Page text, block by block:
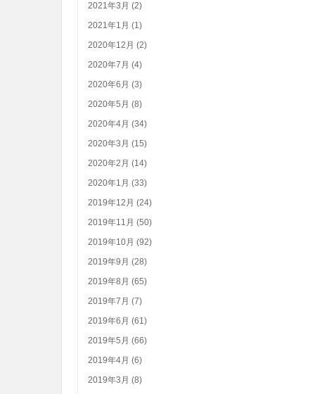
2021年3月 (2)
2021年1月 (1)
2020年12月 (2)
2020年7月 (4)
2020年6月 (3)
2020年5月 (8)
2020年4月 (34)
2020年3月 (15)
2020年2月 (14)
2020年1月 (33)
2019年12月 (24)
2019年11月 (50)
2019年10月 (92)
2019年9月 (28)
2019年8月 (65)
2019年7月 (7)
2019年6月 (61)
2019年5月 (66)
2019年4月 (6)
2019年3月 (8)